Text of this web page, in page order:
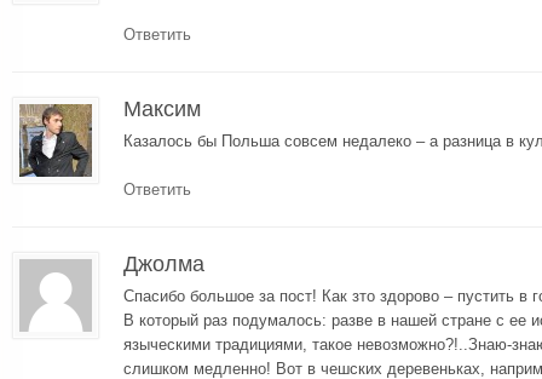
Ответить
Максим
Казалось бы Польша совсем недалеко – а разница в
Ответить
Джолма
Спасибо большое за пост! Как зто здорово – пустить в
В который раз подумалось: разве в нашей стране с ее
языческими традициями, такое невозможно?!..Знаю-
слишком медленно! Вот в чешских деревеньках,